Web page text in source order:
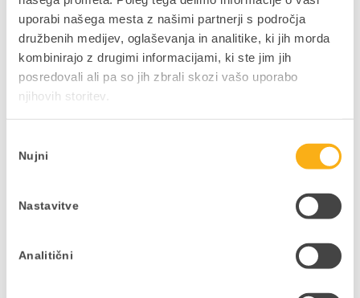
uporabi našega mesta z našimi partnerji s področja
družbenih medijev, oglaševanja in analitike, ki jih morda
kombinirajo z drugimi informacijami, ki ste jim jih
posredovali ali pa so jih zbrali skozi vašo uporabo
njihovih storitev.
soglasja
Nujni
Nastavitve
Analitični
Ne zamudite podjetniških